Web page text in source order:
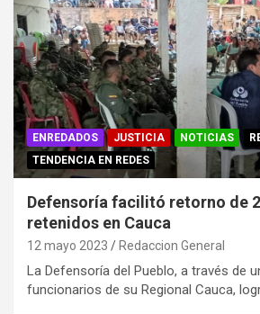
ENREDADOS JUSTICIA NOTICIAS
TENDENCIA EN REDES
Defensoría facilitó retorno de
retenidos en Cauca
12 mayo 2023 Redaccion General
La Defensoría del Pueblo, a través de
funcionarios de su Regional Cauca,